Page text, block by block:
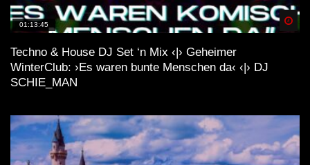
01:13:45
Techno & House DJ Set ‘n Mix ‹|› Geheimer
WinterClub: ›Es waren bunte Menschen da‹ ‹|› DJ
SCHIE_MAN